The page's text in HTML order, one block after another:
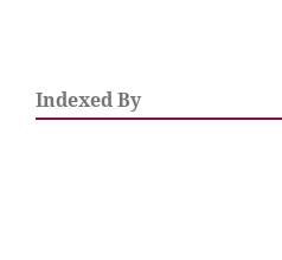
Indexed By